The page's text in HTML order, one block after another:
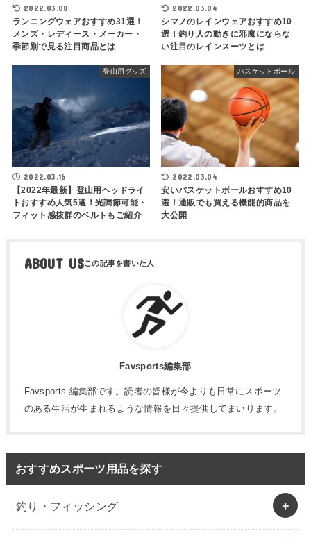
2022.03.08
ランニングウェアおすすめ31選！
メンズ・レディース・メーカー・
季節別で見る注目商品とは
2022.03.04
シマノのレインウェアおすすめ10
選！釣り人の動きに邪魔にならな
い注目のレインスーツとは
登山用グッズ
2022.03.16
【2022年最新】登山用ヘッドライ
トおすすめ人気5選！光調節可能・
フィット感抜群のベルトもご紹介
バスケットボール
2022.03.04
安いバスケットボールおすすめ10
選！通販でも買える機能的商品を
大公開
ABOUT US
Favsports編集部
Favsports 編集部です。読者の皆様が今よりも日常にスポーツ
のある生活が生まれるような情報を日々提供してまいります。
おすすめスポーツ用品を探す
釣り・フィッシング